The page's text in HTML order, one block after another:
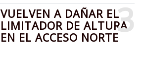
3
VUELVEN A DAÑAR EL
LIMITADOR DE ALTURA
EN EL ACCESO NORTE